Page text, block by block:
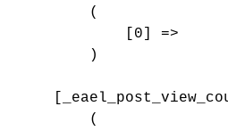
        (
            [0] =>
        )
        (